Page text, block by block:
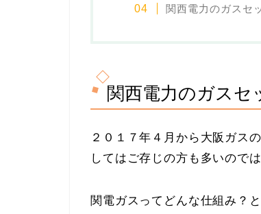
関西電力のガスセ
関西電力のガスセ
２０１７年４月から大阪ガス
してはご存じの方も多いので
関電ガスってどんな仕組み？